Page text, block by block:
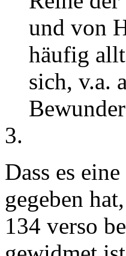
und von
häufig
sich, v.a.
Dass es
gegeben
134 verso